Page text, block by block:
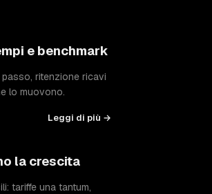
e benchmark
ritenzione ricavi
lo muovono.
Leggi di più →
la crescita
tariffe una tantum,